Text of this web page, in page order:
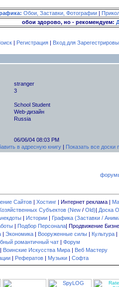
Обои, Заставки, Фотографии |
обои здорово, но - рекомендуем:
| Регистрация | Вход для
stranger
3
School Student
Web-дизайн
Russia
06/06/04 08:03 PM
в адресную книгу | Показать все доски
Сайтов | Хостинг | Интернет реклама |
Субъектов (New / Old)| Доска
| Истории | Графика (Заставки /
| Подбор Персонала| Продвижение
| Экономика | Вооруженные силы | Культура |
романтичный чат | Форум
| Воинские Искусства Мира | Веб Мастеру
| Рефератов | Музыки | Софта